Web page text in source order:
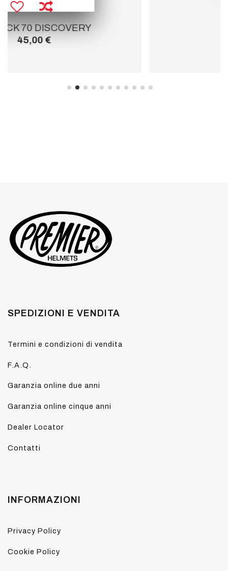
SPEDIZIONI E VENDITA
Termini e condizioni di vendita
F.A.Q.
Garanzia online due anni
Garanzia online cinque anni
Dealer Locator
Contatti
INFORMAZIONI
Privacy Policy
Cookie Policy